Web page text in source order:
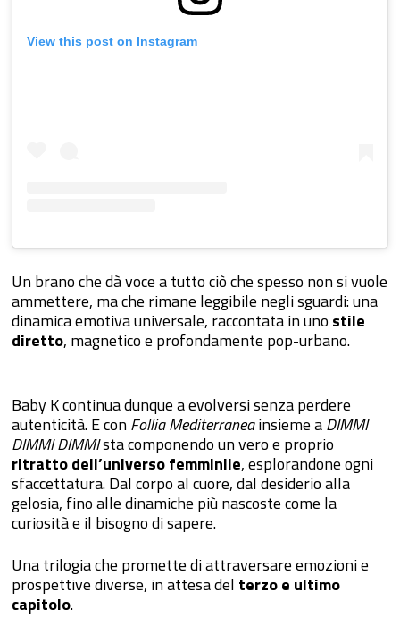
View this post on Instagram
Un brano che dà voce a tutto ciò che spesso non si vuole
ammettere, ma che rimane leggibile negli sguardi: una
dinamica emotiva universale, raccontata in uno stile
diretto, magnetico e profondamente pop-urbano.
Baby K continua dunque a evolversi senza perdere
autenticità. E conFollia Mediterraneainsieme aDIMMI
DIMMI DIMMIsta componendo un vero e proprio
ritratto dell’universo femminile, esplorandone ogni
sfaccettatura. Dal corpo al cuore, dal desiderio alla
gelosia, fino alle dinamiche più nascoste come la
curiosità e il bisogno di sapere.
Una trilogia che promette di attraversare emozioni e
prospettive diverse, in attesa del terzo e ultimo
capitolo.